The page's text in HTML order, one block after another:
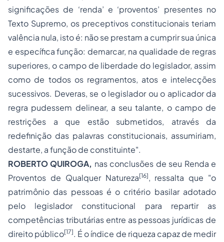
significações de ‘renda’ e ‘proventos’ presentes no
Texto Supremo, os preceptivos constitucionais teriam
valência nula, isto é: não se prestam a cumprir sua única
e específica função: demarcar, na qualidade de regras
superiores, o campo de liberdade do legislador, assim
como de todos os regramentos, atos e intelecções
sucessivos. Deveras, se o legislador ou o aplicador da
regra pudessem delinear, a seu talante, o campo de
restrições a que estão submetidos, através da
redefinição das palavras constitucionais, assumiriam,
destarte, a função de constituinte".
ROBERTO QUIROGA, nas conclusões de seu Renda e
Proventos de Qualquer Natureza[16], ressalta que "o
patrimônio das pessoas é o critério basilar adotado
pelo legislador constitucional para repartir as
competências tributárias entre as pessoas jurídicas de
direito público[17]. É o índice de riqueza capaz de medir